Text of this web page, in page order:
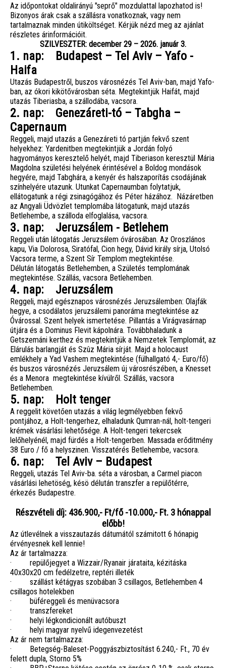
Az időpontokat oldalirányú "seprő" mozdulattal lapozhatod is!
Bizonyos árak csak a szállásra vonatkoznak, vagy nem
tartalmaznak minden útiköltséget. Kérjük nézd meg az ajánlat
részletes árinformációit.
SZILVESZTER: december 29 – 2026. január 3.
1. nap: Budapest – Tel Aviv – Yafo -
Haifa
Utazás Budapestről, buszos városnézés Tel Aviv-ban, majd Yafo-
ban, az ókori kikötővárosban séta. Megtekintjük Haifát, majd
utazás Tiberiasba, a szállodába, vacsora.
2. nap: Genezáreti-tó – Tabgha –
Capernaum
Reggeli, majd utazás a Genezáreti tó partján fekvő szent
helyekhez: Yardenitben megtekintjük a Jordán folyó
hagyományos keresztelő helyét, majd Tiberiason keresztül Mária
Magdolna születési helyének érintésével a Boldog mondások
hegyére, majd Tabghára, a kenyér és halszaporítás csodájának
színhelyére utazunk. Utunkat Capernaumban folytatjuk,
ellátogatunk a régi zsinagógához és Péter házához. Názáretben
az Angyali Üdvözlet templomába látogatunk, majd utazás
Betlehembe, a szálloda elfoglalása, vacsora.
3. nap: Jeruzsálem - Betlehem
Reggeli után látogatás Jeruzsálem óvárosában. Az Oroszlános
kapu, Via Dolorosa, Siratófal, Cion hegy, Dávid király sírja, Utolsó
Vacsora terme, a Szent Sír Templom megtekintése.
Délután látogatás Betlehemben, a Születés templomának
megtekintése. Szállás, vacsora Betlehemben.
4. nap: Jeruzsálem
Reggeli, majd egésznapos városnézés Jeruzsálemben: Olajfák
hegye, a csodálatos jeruzsálemi panoráma megtekintése az
Óvárossal. Szent helyek ismertetése. Pillantás a Virágvasárnap
útjára és a Dominus Flevit kápolnára. Továbbhaladunk a
Getszemáni kerthez és megtekintjük a Nemzetek Templomát, az
Elárulás barlangját és Szûz Mária sírját. Majd a holocaust
emlékhely a Yad Vashem megtekintése (fülhallgató 4,- Euro/fő)
és buszos városnézés Jeruzsálem új városrészében, a Knesset
és a Menora megtekintése kívülről. Szállás, vacsora
Betlehemben.
5. nap: Holt tenger
A reggelit követően utazás a világ legmélyebben fekvő
pontjához, a Holt-tengerhez, elhaladunk Qumran-nál, holt-tengeri
krémek vásárlási lehetősége. A Holt-tengeri tekercsek
lelőhelyénél, majd fürdés a Holt-tengerben. Massada erőditmény
38 Euro / fő a helyszinen. Visszatérés Betlehembe, vacsora.
6. nap: Tel Aviv – Budapest
Reggeli, utazás Tel Aviv-ba. séta a városban, a Carmel piacon
vásárlási lehetöség, késö délután transzfer a repülőtérre,
érkezés Budapestre.
Részvételi díj: 436.900,- Ft/fő -10.000,- Ft. 3 hónappal
előbb!
Az útlevélnek a visszautazás dátumától számitott 6 hónapig
érvényesnek kell lennie!
Az ár tartalmazza:
· repülőjegyet a Wizzair/Ryanair járataita, kézitáska
40x30x20 cm fedélzetre, reptéri illeték
· szállást kétágyas szobában 3 csillagos, Betlehemben 4
csillagos hotelekben
· büféreggeli és menüvacsora
· transzfereket
· helyi légkondicionált autóbuszt
· helyi magyar nyelvű idegenvezetést
Az ár nem tartalmazza:
· Betegség-Baleset-Poggyászbiztosítást 6.240,- Ft., 70 év
felett dupla, Storno 5%